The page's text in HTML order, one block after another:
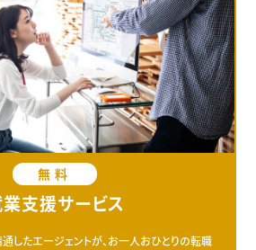
無料
支援サービス
したエージェントが、お一人おひとりの転職